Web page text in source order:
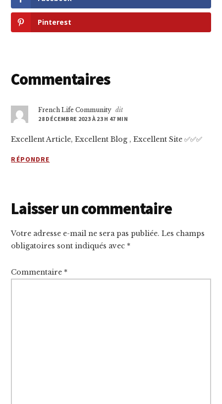
Pinterest
Interactions
lecteur
Commentaires
French Life Community dit
28 DÉCEMBRE 2023 À 23 H 47 MIN
Excellent Article, Excellent Blog , Excellent Site ✅✅✅
RÉPONDRE
Laisser un commentaire
Votre adresse e-mail ne sera pas publiée. Les champs
obligatoires sont indiqués avec *
Commentaire *